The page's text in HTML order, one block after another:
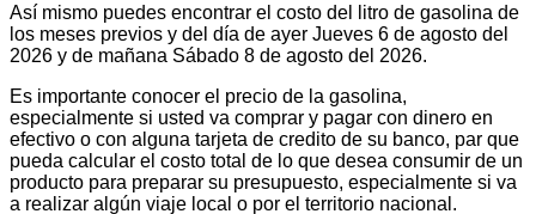
Así mismo puedes encontrar el costo del litro de gasolina de
los meses previos y del día de ayer Jueves 6 de agosto del
2026 y de mañana Sábado 8 de agosto del 2026.
Es importante conocer el precio de la gasolina,
especialmente si usted va comprar y pagar con dinero en
efectivo o con alguna tarjeta de credito de su banco, par que
pueda calcular el costo total de lo que desea consumir de un
producto para preparar su presupuesto, especialmente si va
a realizar algún viaje local o por el territorio nacional.